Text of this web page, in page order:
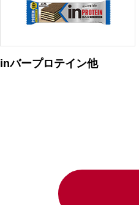
inバープロテイン他